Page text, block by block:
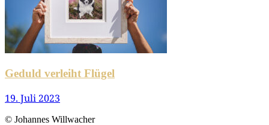
Geduld verleiht Flügel
19. Juli 2023
© Johannes Willwacher